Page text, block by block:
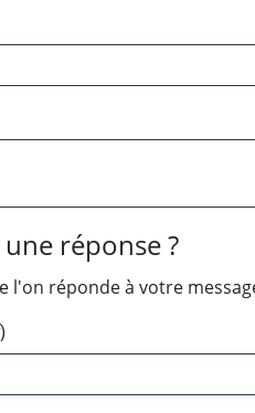
réponse ?
l'on réponde à votre